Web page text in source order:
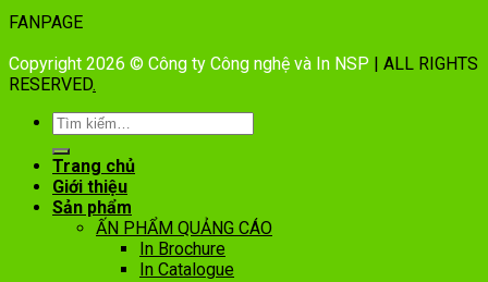
FANPAGE
Copyright 2026 © Công ty Công nghệ và In NSP | ALL RIGHTS
RESERVED.
Trang chủ
Giới thiệu
Sản phẩm
ẤN PHẨM QUẢNG CÁO
In Brochure
In Catalogue